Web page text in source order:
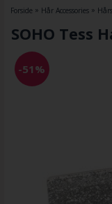
Forside » Hår Accessories»
SOHO Tess
-51%